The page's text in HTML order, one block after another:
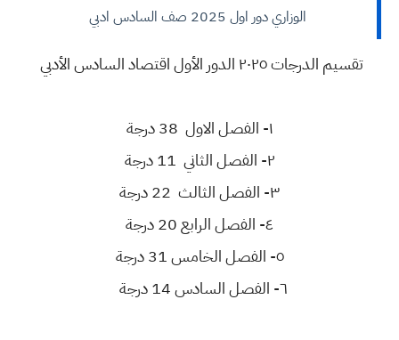
الوزاري دور اول 2025 صف السادس ادبي
تقسيم الدرجات ٢٠٢٥ الدور الأول اقتصاد السادس الأدبي
١- الفصل الاول 38 درجة
٢- الفصل الثاني 11 درجة
٣- الفصل الثالث 22 درجة
٤- الفصل الرابع 20 درجة
٥- الفصل الخامس 31 درجة
٦- الفصل السادس 14 درجة